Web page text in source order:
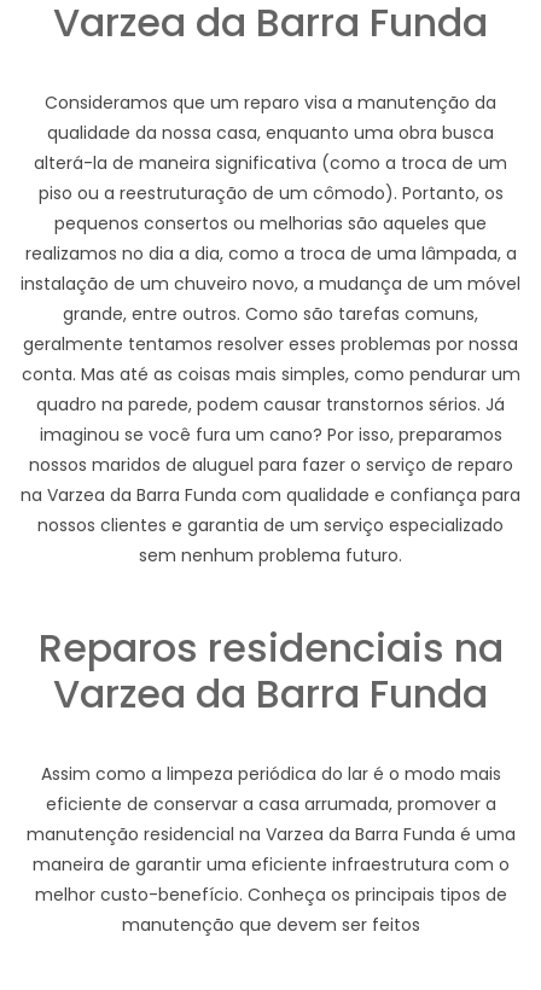
Varzea da Barra Funda
Consideramos que um reparo visa a manutenção da
qualidade da nossa casa, enquanto uma obra busca
alterá-la de maneira significativa (como a troca de um
piso ou a reestruturação de um cômodo). Portanto, os
pequenos consertos ou melhorias são aqueles que
realizamos no dia a dia, como a troca de uma lâmpada, a
instalação de um chuveiro novo, a mudança de um móvel
grande, entre outros. Como são tarefas comuns,
geralmente tentamos resolver esses problemas por nossa
conta. Mas até as coisas mais simples, como pendurar um
quadro na parede, podem causar transtornos sérios. Já
imaginou se você fura um cano? Por isso, preparamos
nossos maridos de aluguel para fazer o serviço de reparo
na Varzea da Barra Funda com qualidade e confiança para
nossos clientes e garantia de um serviço especializado
sem nenhum problema futuro.
Reparos residenciais na
Varzea da Barra Funda
Assim como a limpeza periódica do lar é o modo mais
eficiente de conservar a casa arrumada, promover a
manutenção residencial na Varzea da Barra Funda é uma
maneira de garantir uma eficiente infraestrutura com o
melhor custo-benefício. Conheça os principais tipos de
manutenção que devem ser feitos